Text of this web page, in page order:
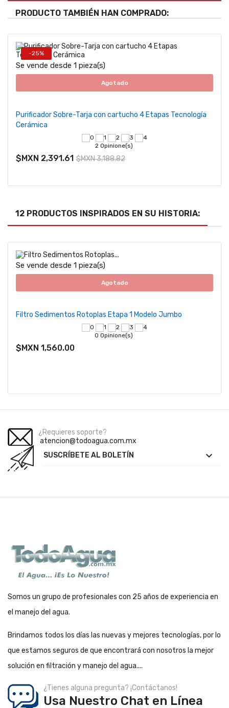
PRODUCTO TAMBIÉN HAN COMPRADO:
-25%
Se vende desde 1 pieza(s)
Agotado
Purificador Sobre-Tarja con cartucho 4 Etapas Tecnología
Cerámica
2 Opinione(s)
$MXN 2,391.61 $MXN 3,188.82
12 PRODUCTOS INSPIRADOS EN SU HISTORIA:
Se vende desde 1 pieza(s)
Agotado
Filtro Sedimentos Rotoplas Etapa 1 Modelo Jumbo
0 Opinione(s)
$MXN 1,560.00
¿Requieres soporte?
atencion@todoagua.com.mx
SUSCRÍBETE AL BOLETÍN

Somos un grupo de profesionales con 25 años de experiencia en
el manejo del agua.
Brindamos todos los días las nuevas y mejores tecnologías, por lo
que estamos seguros de que encontrará con nosotros la mejor
solución en filtración y manejo del agua....
¿Tienes alguna pregunta? ¡Contáctanos!
Usa Nuestro Chat en Línea